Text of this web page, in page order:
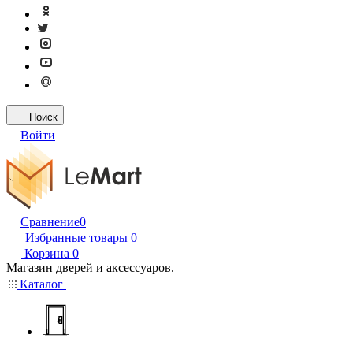
Поиск
Войти
Сравнение0
Избранные товары 0
Корзина 0
Магазин дверей и аксессуаров.
Каталог